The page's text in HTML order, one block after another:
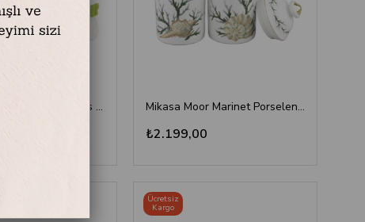
Mikasa Moor Butterfly Lovers Porselen 2li Kavanoz 14 cm Mikasa Moor Marinet Porselen 2li Kavanoz Seti 14 cm
₺2.199,00
Ücretsiz
Kargo